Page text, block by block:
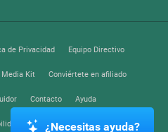
de Privacidad Equipo Directivo
Media Kit Conviértete en afiliado
Contacto Ayuda
Centro de Confianza
¿Necesitas ayuda?